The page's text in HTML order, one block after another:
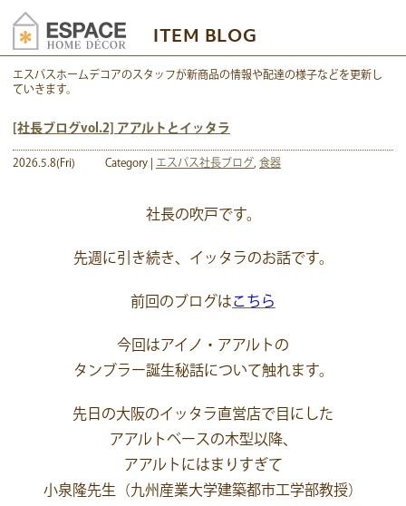
ITEM BLOG
エスパスホームデコアのスタッフが新商品の情報や配達の様子などを更新し
ていきます。
[社長ブログvol.2] アアルトとイッタラ
2026.5.8(Fri) Category | エスパス社長ブログ ,食器
社長の吹戸です。
先週に引き続き、イッタラのお話です。
前回のブログはこちら
今回はアイノ・アアルトの
タンブラー誕生秘話について触れます。
先日の大阪のイッタラ直営店で目にした
アアルトベースの木型以降、
アアルトにはまりすぎて
小泉隆先生（九州産業大学建築都市工学部教授）